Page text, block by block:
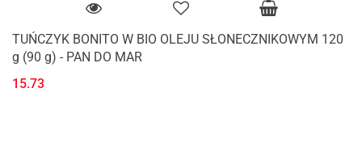
TUŃCZYK BONITO W BIO OLEJU SŁONECZNIKOWYM 120
g (90 g) - PAN DO MAR
15.73